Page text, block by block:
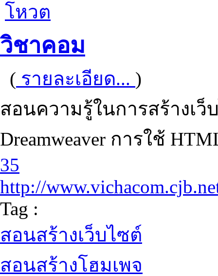
โหวต
วิชาคอม
( รายละเอียด... )
สอนความรู้ในการสร้างเว็
Dreamweaver การใช้
35
http://
Tag :
สอนสร้างเว็บไซต์
สอนสร้างโฮมเพจ